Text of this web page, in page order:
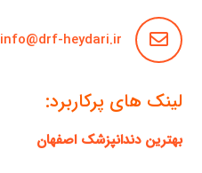
info@drf-heydari.ir
لینک های پرکاربرد:
بهترین دندانپزشک اصفهان